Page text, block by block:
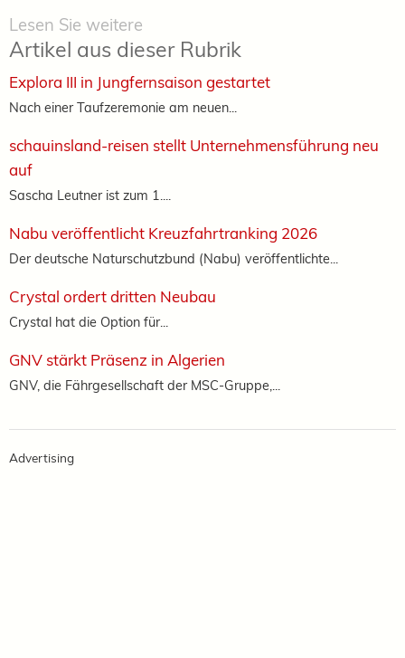
Lesen Sie weitere
Artikel aus dieser Rubrik
Explora III in Jungfernsaison gestartet
Nach einer Taufzeremonie am neuen...
schauinsland-reisen stellt Unternehmensführung neu
auf
Sascha Leutner ist zum 1....
Nabu veröffentlicht Kreuzfahrtranking 2026
Der deutsche Naturschutzbund (Nabu) veröffentlichte...
Crystal ordert dritten Neubau
Crystal hat die Option für...
GNV stärkt Präsenz in Algerien
GNV, die Fährgesellschaft der MSC-Gruppe,...
Advertising